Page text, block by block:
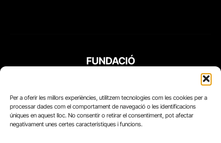
Per a oferir les millors experiències, utilitzem tecnologies com les cookies per a
processar dades com el comportament de navegació o les identificacions
úniques en aquest lloc. No consentir o retirar el consentiment, pot afectar
negativament unes certes característiques i funcions.
FUNDACIÓ